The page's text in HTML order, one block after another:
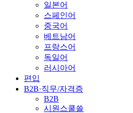
일본어
스페인어
중국어
베트남어
프랑스어
독일어
러시아어
편입
B2B·직무/자격증
B2B
시원스쿨쓸